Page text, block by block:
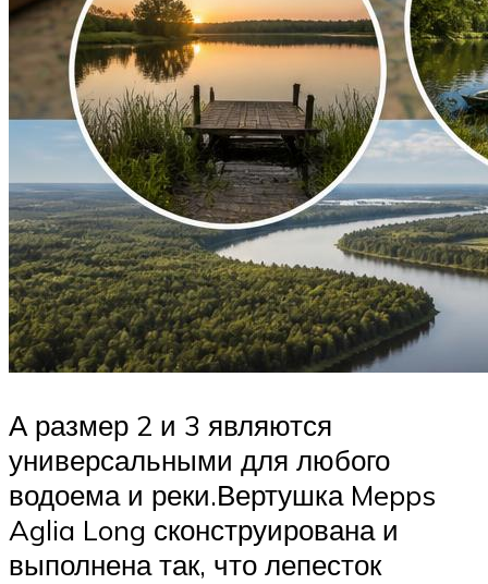
А размер 2 и 3 являются
универсальными для любого
водоема и реки.Вертушка Mepps
Aglia Long сконструирована и
выполнена так, что лепесток